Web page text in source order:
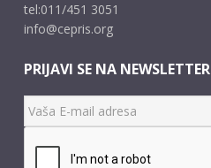
tel:011/451 3051
info@cepris.org
PRIJAVI SE NA NEWSLETTER